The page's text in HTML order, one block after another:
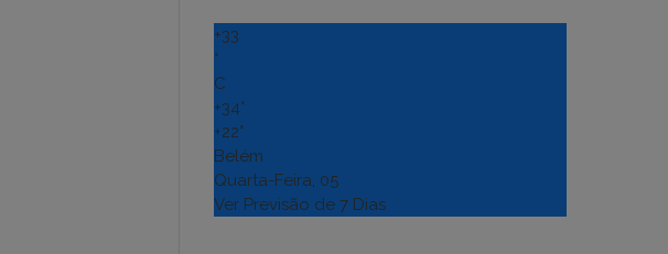
+33
°
C
+34°
+22°
Belém
Quarta-Feira, 05
Ver Previsão de 7 Dias